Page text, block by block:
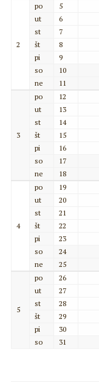
2
po
5
ut
6
st
7
št
8
pi
9
so
10
ne
11
3
po
12
ut
13
st
14
št
15
pi
16
so
17
ne
18
4
po
19
ut
20
st
21
št
22
pi
23
so
24
ne
25
5
po
26
ut
27
st
28
št
29
pi
30
so
31